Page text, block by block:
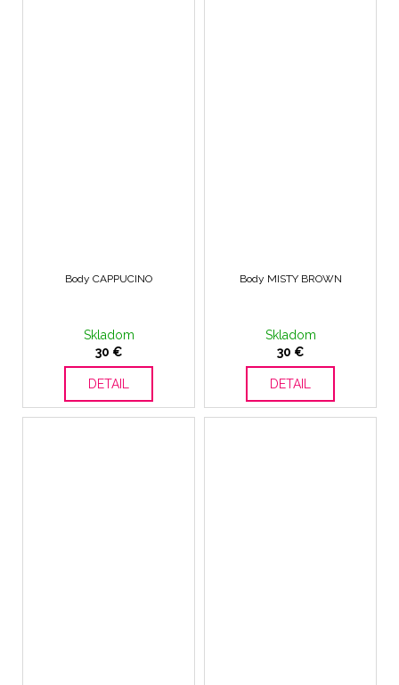
Body CAPPUCINO
Skladom
30 €
DETAIL
Body MISTY BROWN
Skladom
30 €
DETAIL